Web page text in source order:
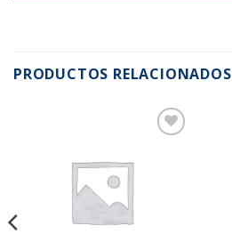
PRODUCTOS RELACIONADOS